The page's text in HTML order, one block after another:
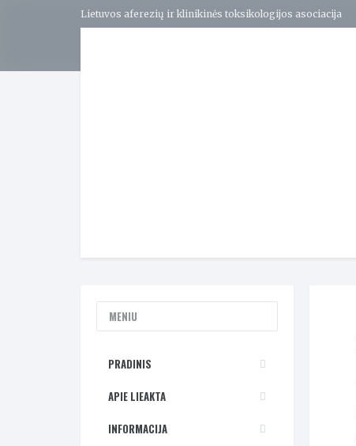
Lietuvos aferezių ir klinikinės toksikologijos asociacija
MENIU
PRADINIS
APIE LIEAKTA
INFORMACIJA